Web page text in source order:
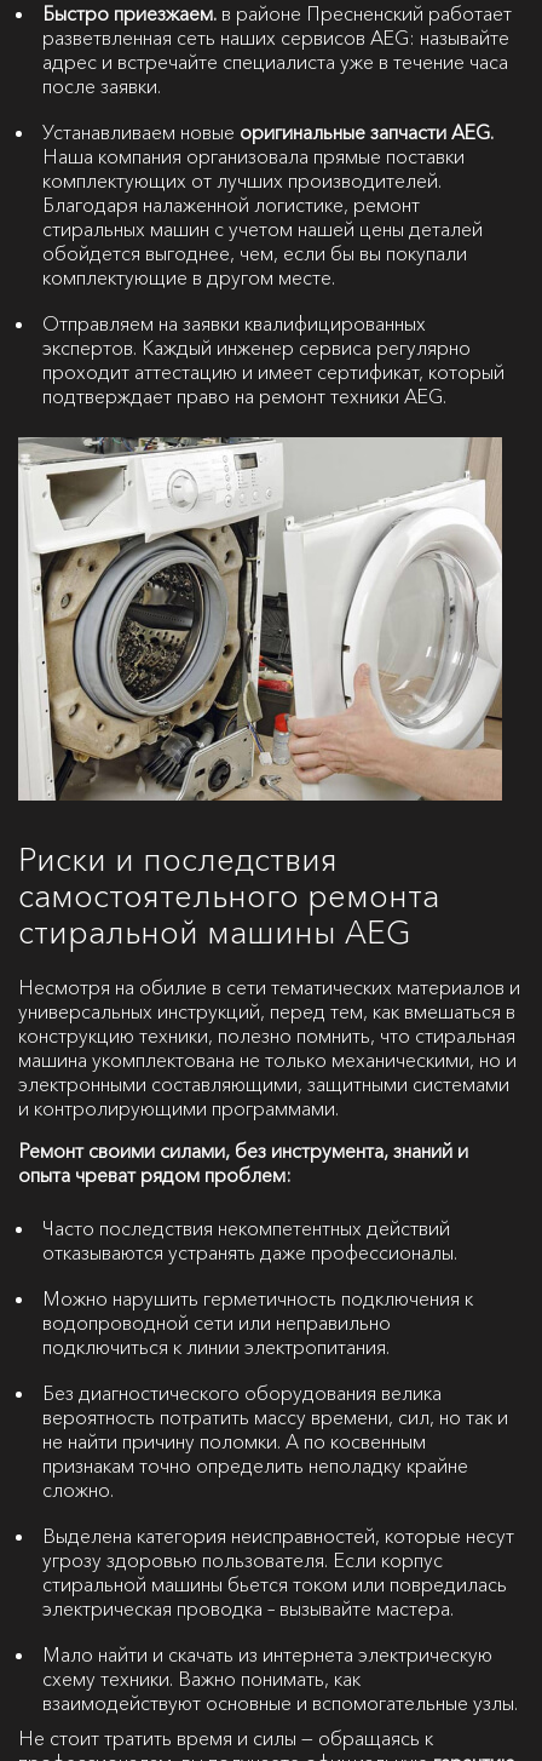
Быстро приезжаем. в районе Пресненский работает
разветвленная сеть наших сервисов AEG: называйте
адрес и встречайте специалиста уже в течение часа
после заявки.
Устанавливаем новые оригинальные запчасти AEG.
Наша компания организовала прямые поставки
комплектующих от лучших производителей.
Благодаря налаженной логистике, ремонт
стиральных машин с учетом нашей цены деталей
обойдется выгоднее, чем, если бы вы покупали
комплектующие в другом месте.
Отправляем на заявки квалифицированных
экспертов. Каждый инженер сервиса регулярно
проходит аттестацию и имеет сертификат, который
подтверждает право на ремонт техники AEG.
Риски и последствия
самостоятельного ремонта
стиральной машины AEG
Несмотря на обилие в сети тематических материалов и
универсальных инструкций, перед тем, как вмешаться в
конструкцию техники, полезно помнить, что стиральная
машина укомплектована не только механическими, но и
электронными составляющими, защитными системами
и контролирующими программами.
Ремонт своими силами, без инструмента, знаний и
опыта чреват рядом проблем:
Часто последствия некомпетентных действий
отказываются устранять даже профессионалы.
Можно нарушить герметичность подключения к
водопроводной сети или неправильно
подключиться к линии электропитания.
Без диагностического оборудования велика
вероятность потратить массу времени, сил, но так и
не найти причину поломки. А по косвенным
признакам точно определить неполадку крайне
сложно.
Выделена категория неисправностей, которые несут
угрозу здоровью пользователя. Если корпус
стиральной машины бьется током или повредилась
электрическая проводка – вызывайте мастера.
Мало найти и скачать из интернета электрическую
схему техники. Важно понимать, как
взаимодействуют основные и вспомогательные узлы.
Не стоит тратить время и силы — обращаясь к